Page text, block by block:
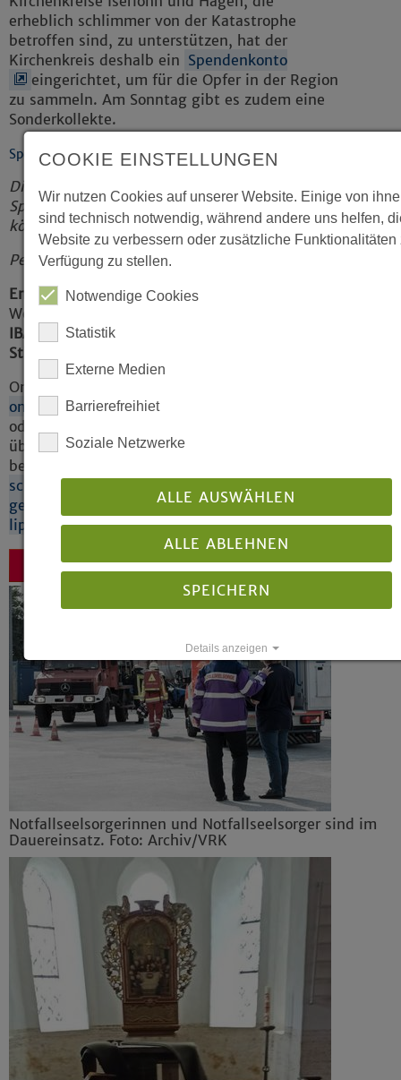
erheblich schlimmer von der Katastrophe
betroffen sind, zu unterstützen, hat der
Kirchenkreis deshalb ein Spendenkonto
eingerichtet, um für die Opfer in der Region
zu sammeln. Am Sonntag gibt es zudem eine
Sonderkollekte.
Spendenaufruf
Die Evangelische Kirche von Westfalen ruft zu
Spenden für die Hochwasseropfer auf. So
können Sie helfen:
Per Überweisung:
Empfänger:Diakonisches Werk Rheinland-
Westfalen-Lippe e.V. – Diakonie RWL
IBAN
: DE 79 3506 0190 1014 1550 20
Stichwort
Online unter
online.de/hochwasser
oder
über
betterplace.org:
schnelle-hilfen-fuer-hochwasser-
geschaedigte-in-rheinland-westfalen-
lippe
Zurück
Notfallseelsorgerinnen und Notfallseelsorger sind im
Dauereinsatz. Foto: Archiv/VRK
COOKIE EINSTELLUNGEN
Wir nutzen Cookies auf unserer Website. Einige von
sind technisch notwendig, während andere uns helfen,
Website zu verbessern oder zusätzliche Funktionalitäten
Verfügung zu stellen.
Notwendige Cookies
Statistik
Externe Medien
Barrierefreihiet
Soziale Netzwerke
ALLE AUSWÄHLEN
ALLE ABLEHNEN
SPEICHERN
Details anzeigen
Impressum| Datenschutz